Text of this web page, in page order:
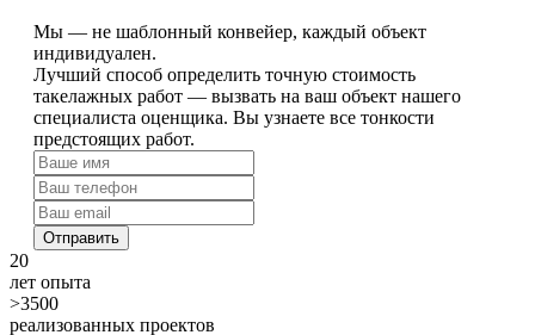
Мы — не шаблонный конвейер, каждый объект
индивидуален.
Лучший способ определить точную стоимость
такелажных работ — вызвать на ваш объект нашего
специалиста оценщика. Вы узнаете все тонкости
предстоящих работ.
Отправить
20
лет опыта
>3500
реализованных проектов